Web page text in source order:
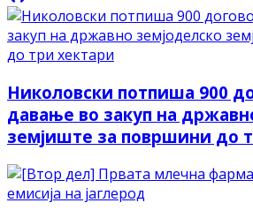
Николовски потпиша 900
давање во закуп на
земјиште за површини дo